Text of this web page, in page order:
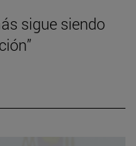
sigue siendo